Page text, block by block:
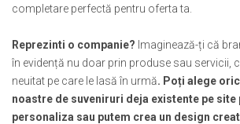
Curtea Domneasca, Targoviste
Ruginoasa
Palatul Culturii Iasi
completare perfectă pentru oferta ta.
Reprezinti o companie? Imaginează-ți că
în evidență nu doar prin produse sau servicii,
neuitat pe care le lasă în urmă. Poți alege
noastre de suveniruri deja existente pe site
personaliza sau putem crea un design